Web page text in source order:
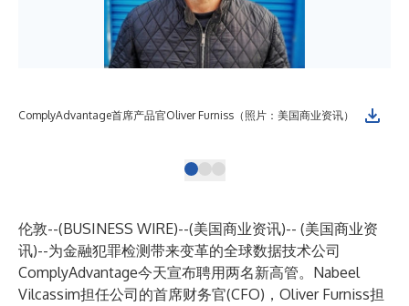
ComplyAdvantage首席产品官Oliver Furniss（照片：美国商业资讯）
伦敦--(BUSINESS WIRE)--(美国商业资讯)-- (美国商业资
讯)--为金融犯罪检测带来变革的全球数据技术公司
ComplyAdvantage今天宣布聘用两名新高管。Nabeel
Vilcassim担任公司的首席财务官(CFO)，Oliver Furniss担